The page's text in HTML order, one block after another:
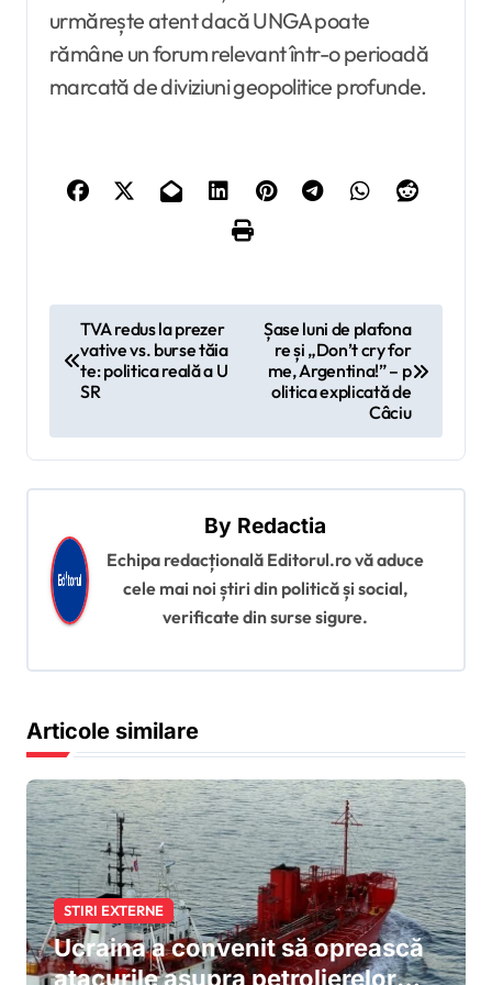
urmărește atent dacă UNGA poate
rămâne un forum relevant într-o perioadă
marcată de diviziuni geopolitice profunde.
i
g
r
e
î
r
t
i
c
o
l
e
TVA redus la prezer
vative vs. burse tăia
te: politica reală a U
SR
Șase luni de plafona
re și „Don’t cry for
me, Argentina!” – p
olitica explicată de
Câciu
By Redactia
Echipa redacțională Editorul.ro vă aduce
cele mai noi știri din politică și social,
verificate din surse sigure.
Articole similare
STIRI EXTERNE
Ucraina a convenit să oprească
atacurile asupra petrolierelor